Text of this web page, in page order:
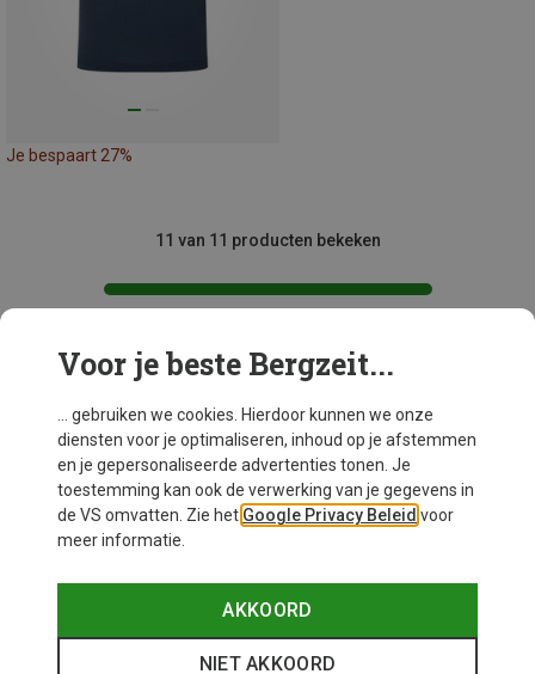
Je bespaart 27%
11 van 11 producten bekeken
Mogelijk interessant voor je
Voor je beste Bergzeit...
... gebruiken we cookies. Hierdoor kunnen we onze
diensten voor je optimaliseren, inhoud op je afstemmen
en je gepersonaliseerde advertenties tonen. Je
toestemming kan ook de verwerking van je gegevens in
de VS omvatten. Zie het Google Privacy Beleid voor
meer informatie.
AKKOORD
NIET AKKOORD